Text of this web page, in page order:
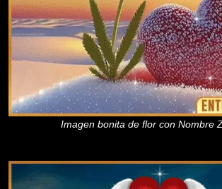
Imagen bonita de flor con Nombre